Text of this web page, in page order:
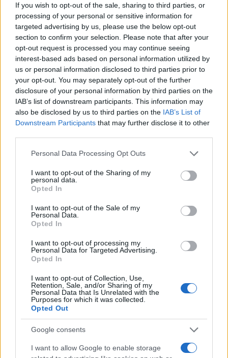
If you wish to opt-out of the sale, sharing to third parties, or
processing of your personal or sensitive information for
targeted advertising by us, please use the below opt-out
section to confirm your selection. Please note that after your
opt-out request is processed you may continue seeing
interest-based ads based on personal information utilized by
us or personal information disclosed to third parties prior to
your opt-out. You may separately opt-out of the further
disclosure of your personal information by third parties on the
IAB’s list of downstream participants. This information may
also be disclosed by us to third parties on the IAB’s List of
Downstream Participants that may further disclose it to other
Please note that this website/app uses one or more Google
not limited to your visit or usage behaviour. You may click to
grant or deny consent to Google and its third-party tags to
use your data for below specified purposes in below Google
consent section.
Personal Data Processing Opt Outs
I want to opt-out of the Sharing of my
personal data.
Opted In
I want to opt-out of the Sale of my
Personal Data.
Opted In
I want to opt-out of processing my
Personal Data for Targeted Advertising.
Opted In
I want to opt-out of Collection, Use,
Retention, Sale, and/or Sharing of my
Personal Data that Is Unrelated with the
Purposes for which it was collected.
Opted Out
Google consents
I want to allow Google to enable storage
marcada por el crecimiento personal de cada uno
de sus miembros. Liam Payne, en particular,
enfrentó retos importantes relacionados con la
fama, como adicciones y ansiedad, aspectos que
ha compartido en diversas entrevistas. Esta
vulnerabilidad nos recuerda que detrás del éxito a
menudo hay luchas personales que no son visibles.
¿No es fascinante cómo la música puede ser tanto
un refugio como un campo de batalla?
El impacto de la pérdida de Liam
Payne
La muerte de Liam Payne en octubre de 2024 fue
un momento devastador, no solo para sus
compañeros de banda, sino también para millones
de fans alrededor del mundo. La noticia
conmocionó a la comunidad Directioner, que se
unió para rendir homenaje a un artista que había
sido parte de sus vidas durante más de una
década. La respuesta emocional fue palpable, con
tributos que surgieron en distintos países,